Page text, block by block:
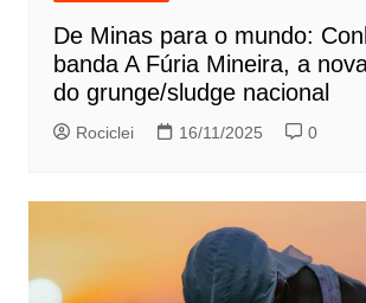
De Minas para o mundo:
banda A Fúria Mineira, a
do grunge/sludge nacional
Rociclei 16/11/2025 0